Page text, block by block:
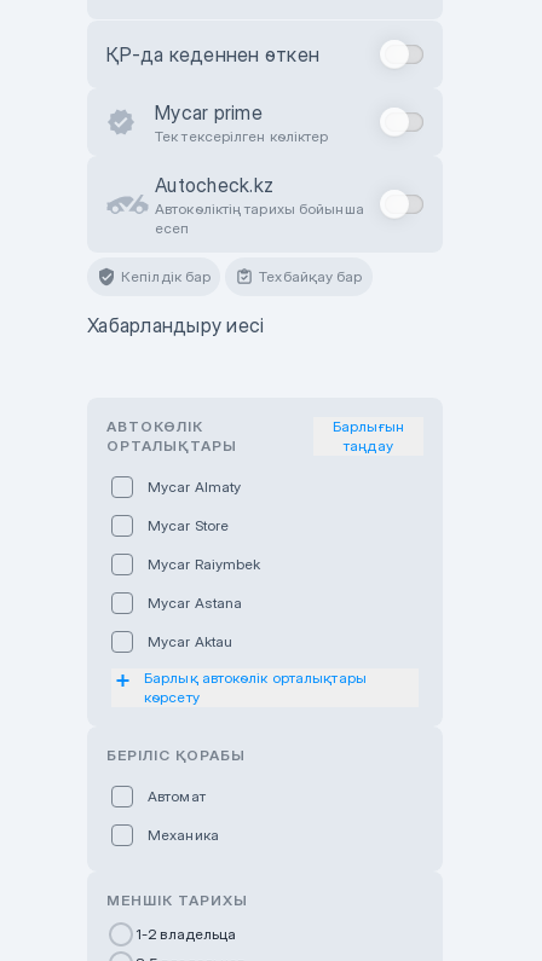
ҚР-да кеденнен өткен
Mycar prime
Тек тексерілген көліктер
Autocheck.kz
Автокөліктің тарихы бойынша
есеп
Кепілдік бар Техбайқау бар
Хабарландыру иесі
АВТОКӨЛІК
ОРТАЛЫҚТАРЫ
Барлығын
таңдау
Mycar Almaty
Mycar Store
Mycar Raiymbek
Mycar Astana
Mycar Aktau
Mycar Uralsk
Haval & Tank Pavlodar
Bavaria Almaty
Mycar Shymkent
Барлық автокөлік орталықтары
көрсету
БЕРІЛІС ҚОРАБЫ
Автомат
Механика
МЕНШІК ТАРИХЫ
1-2 владельца